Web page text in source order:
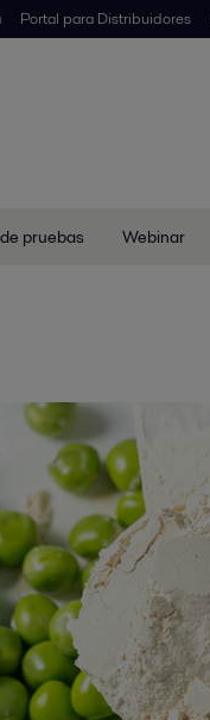
Portal para Distribuidores
pruebas Webinar